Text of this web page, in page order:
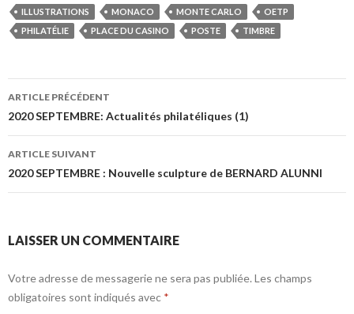
ILLUSTRATIONS MONACO MONTE CARLO
OETP
PHILATÉLIE
PLACE DU CASINO POSTE TIMBRE
Navigation de l’article
ARTICLE PRÉCÉDENT
2020 SEPTEMBRE: Actualités philatéliques (1)
ARTICLE SUIVANT
2020 SEPTEMBRE : Nouvelle sculpture de BERNARD ALUNNI
LAISSER UN COMMENTAIRE
Votre adresse de messagerie ne sera pas publiée. Les champs
obligatoires sont indiqués avec *